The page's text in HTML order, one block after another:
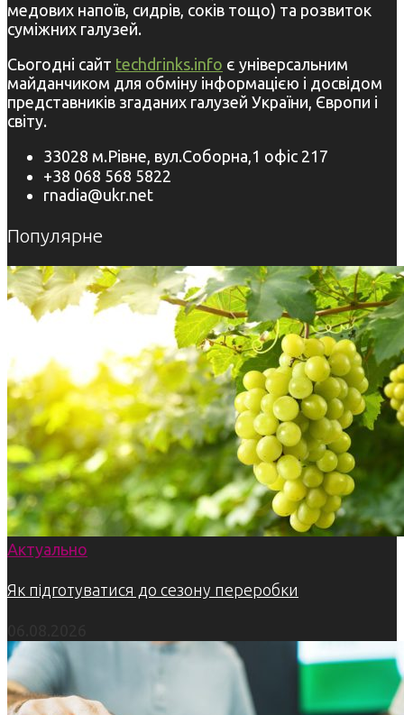
медових напоїв, сидрів, соків тощо) та розвиток
суміжних галузей.
Сьогодні сайт techdrinks.info є універсальним
майданчиком для обміну інформацією і досвідом
представників згаданих галузей України, Європи і
світу.
33028 м.Рівне, вул.Соборна,1 офіс 217
+38 068 568 5822
rnadia@ukr.net
Популярне
Актуально
Як підготуватися до сезону переробки